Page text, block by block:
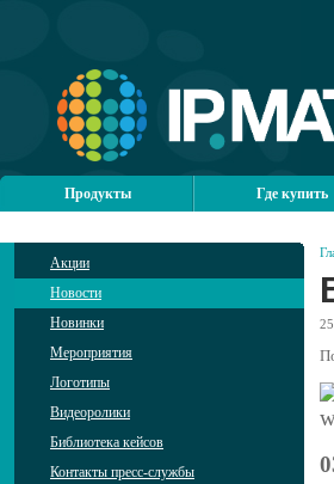
Продукты Где купить
Акции
Новости
Новинки
Мероприятия
Логотипы
Видеоролики
Библиотека кейсов
Контакты пресс-службы
25